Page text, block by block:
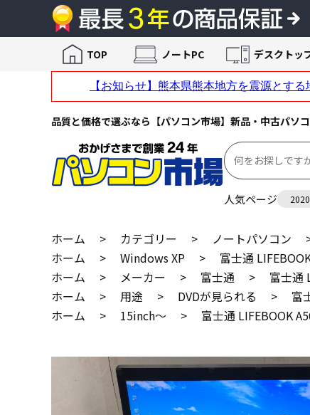
品質と価格で選ぶなら【パソコン市場】新品・中古パソ
人気ページ
TOP ノートPC デスクトッ
ホーム > カテゴリー > ノートパソコン
ホーム
> Windows XP >
富士通
ホーム
> メーカー > 富士通 >
富士通
ホーム
> 用途 > DVDが見られる >
富
ホーム
> 15inch～ > 富士通 LIFEBOOK